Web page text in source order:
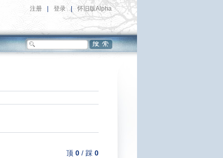
注册 登录 | 怀旧版Alpha
顶 0/ 踩 0